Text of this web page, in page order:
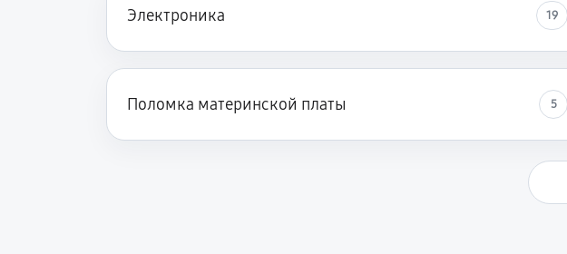
Электроника 19
Поломка материнской платы 5